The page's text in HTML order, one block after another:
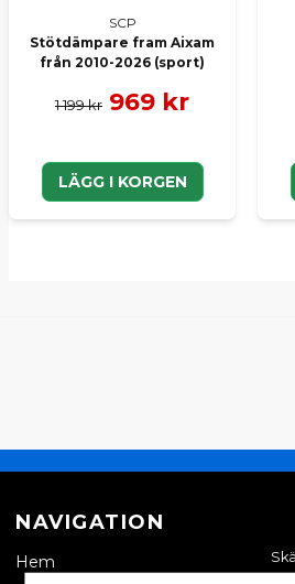
SCP
Stötdämpare fram Aixam
från 2010-2026 (sport)
1 199 kr 969 kr
LÄGG I KORGEN
NAVIGATION
Hem